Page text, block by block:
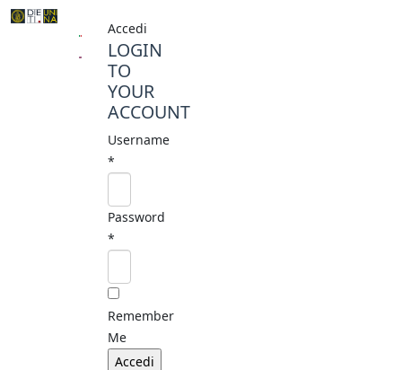
Accedi
LOGIN
TO
YOUR
ACCOUNT
Username
*
Password
*
Remember
Me